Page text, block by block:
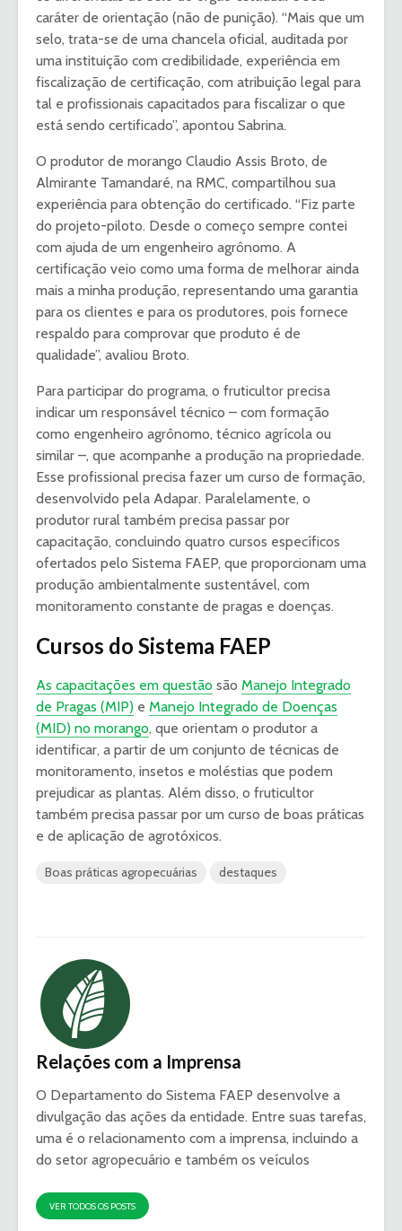
caráter de orientação (não de punição). “Mais que um
selo, trata-se de uma chancela oficial, auditada por
uma instituição com credibilidade, experiência em
fiscalização de certificação, com atribuição legal para
tal e profissionais capacitados para fiscalizar o que
está sendo certificado”, apontou Sabrina.
O produtor de morango Claudio Assis Broto, de
Almirante Tamandaré, na RMC, compartilhou sua
experiência para obtenção do certificado. “Fiz parte
do projeto-piloto. Desde o começo sempre contei
com ajuda de um engenheiro agrônomo. A
certificação veio como uma forma de melhorar ainda
mais a minha produção, representando uma garantia
para os clientes e para os produtores, pois fornece
respaldo para comprovar que produto é de
qualidade”, avaliou Broto.
Para participar do programa, o fruticultor precisa
indicar um responsável técnico – com formação
como engenheiro agrônomo, técnico agrícola ou
similar –, que acompanhe a produção na propriedade.
Esse profissional precisa fazer um curso de formação,
desenvolvido pela Adapar. Paralelamente, o
produtor rural também precisa passar por
capacitação, concluindo quatro cursos específicos
ofertados pelo Sistema FAEP, que proporcionam uma
produção ambientalmente sustentável, com
monitoramento constante de pragas e doenças.
Cursos do Sistema FAEP
As capacitações em questão são Manejo Integrado
de Pragas (MIP) e Manejo Integrado de Doenças
(MID) no morango, que orientam o produtor a
identificar, a partir de um conjunto de técnicas de
monitoramento, insetos e moléstias que podem
prejudicar as plantas. Além disso, o fruticultor
também precisa passar por um curso de boas práticas
e de aplicação de agrotóxicos.
Boas práticas agropecuárias destaques
Relações com a Imprensa
O Departamento do Sistema FAEP desenvolve a
divulgação das ações da entidade. Entre suas tarefas,
uma é o relacionamento com a imprensa, incluindo a
do setor agropecuário e também os veículos
VER TODOS OS POSTS